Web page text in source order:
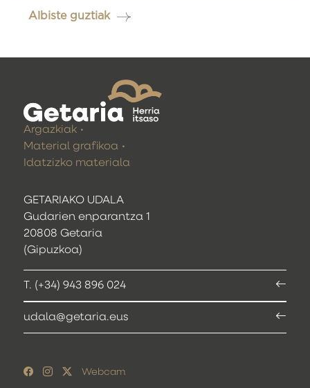
Albiste guztiak
GETARIAKO UDALA
Gudarien enparantza 1
20808 Getaria
(Gipuzkoa)
T. (+34) 943 896 024
udala@getaria.eus
Argazkiak
Material grafikoa
Idatzizko materiala
Webcam